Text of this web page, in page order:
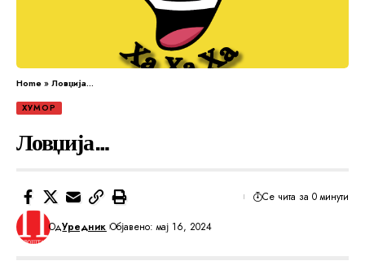
Home»Ловџија…
ХУМОР
Ловџија…
ОдУредник Објавено: мај 16, 2024
Се чита за 0 минути